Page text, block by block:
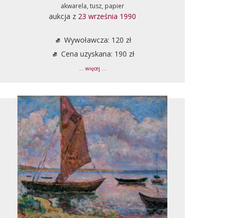
akwarela, tusz, papier
aukcja z 23 września 1990
Wywoławcza: 120 zł
Cena uzyskana: 190 zł
... więcej ...